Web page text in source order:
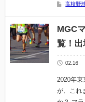
高校野
MGC
覧！
02.16
2020年
が、これ